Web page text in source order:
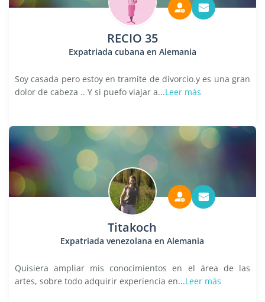
RECIO 35
Expatriada cubana en Alemania
Soy casada pero estoy en tramite de divorcio.y es una gran
dolor de cabeza .. Y si puefo viajar a...Leer más
Titakoch
Expatriada venezolana en Alemania
Quisiera ampliar mis conocimientos en el área de las
artes, sobre todo adquirir experiencia en...Leer más